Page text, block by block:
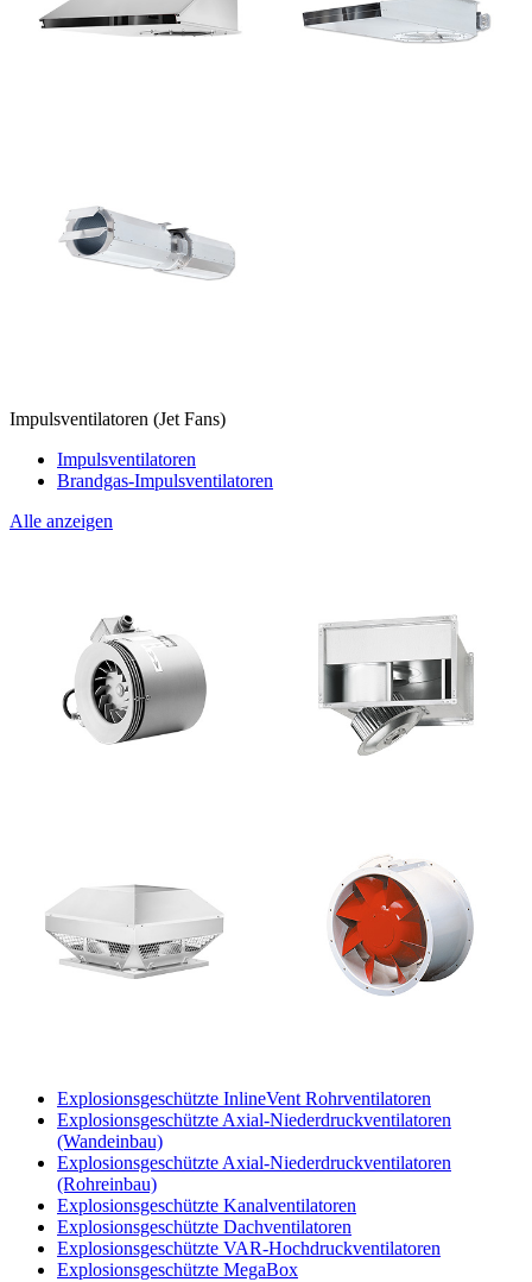
Impulsventilatoren (Jet Fans)
Impulsventilatoren
Brandgas-Impulsventilatoren
Alle anzeigen
Explosionsgeschützte InlineVent Rohrventilatoren
Explosionsgeschützte Axial-Niederdruckventilatoren
(Wandeinbau)
Explosionsgeschützte Axial-Niederdruckventilatoren
(Rohreinbau)
Explosionsgeschützte Kanalventilatoren
Explosionsgeschützte Dachventilatoren
Explosionsgeschützte VAR-Hochdruckventilatoren
Explosionsgeschützte MegaBox